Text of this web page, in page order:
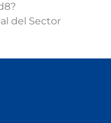
del Sector